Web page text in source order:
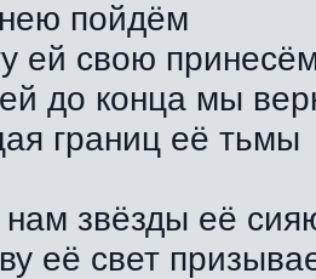
пойдём
ей свою
до конца мы
границ её тьмы
звёзды её
её свет